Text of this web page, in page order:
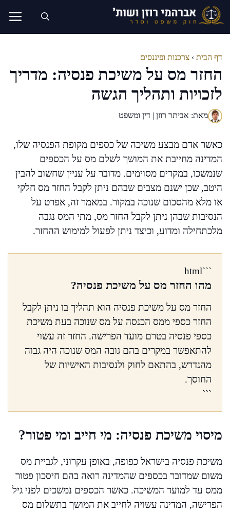
לדלג
לתוכן
דף הבית › צרכנות ופיננסים
החזר מס על משיכת פנסיה: מדריך
לזכויות ותהליך הגשה
מאת: אביתר רוזן | דין ומשפט
כאשר אדם מבצע משיכה של כספים מקופת הפנסיה שלו,
המדינה מחייבת את המושך לשלם מס על הכספים
שנמשכו, במקרים מסוימים. מדובר על עניין שחשוב להבין
היטב, שכן ישנם מצבים שבהם ניתן לקבל החזר מס חלקי
או מלא מהסכום שנוכה במקור. במאמר זה, אפרט על
הנסיבות שבהן ניתן לקבל החזר מס, מתי המס נגבה
מלכתחילה ומדוע, וכיצד ניתן לפעול למימוש ההחזר.
```html
מהו החזר מס על משיכת פנסיה?
החזר מס על משיכת פנסיה הוא תהליך בו ניתן לקבל
החזר כספי ממס הכנסה על מס שנוכה בעת משיכת
כספי פנסיה בטרם מועד הפרישה. החזר זה עשוי
להתאפשר במקרים בהם גובה המס שנוכה היה גבוה
מהנדרש, בהתאם לחוק ולנסיבות האישיות של
החוסך.
```
מיסוי משיכת פנסיה: מי חייב ומי פטור?
משיכת פנסיה בישראל כפופה, באופן עקרוני, לגביית מס
משום שמדובר בכספים שהמדינה רואה בהם חיסכון פטור
ממס עד למועד המשיכה. כאשר הכספים נמשכים לפני גיל
הפרישה, המדינה עשויה לחייב את המושך בתשלום מס